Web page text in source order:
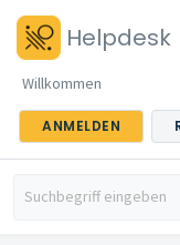
Helpdesk
Willkommen
ANMELDEN